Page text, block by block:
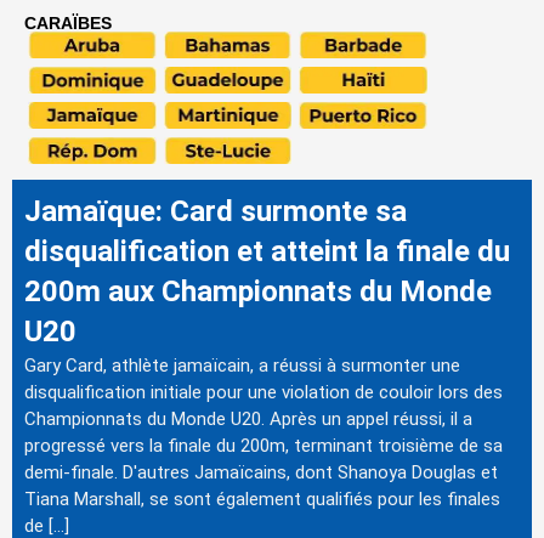
CARAÏBES
Jamaïque: Card surmonte sa
disqualification et atteint la finale du
200m aux Championnats du Monde
U20
Gary Card, athlète jamaïcain, a réussi à surmonter une
disqualification initiale pour une violation de couloir lors des
Championnats du Monde U20. Après un appel réussi, il a
progressé vers la finale du 200m, terminant troisième de sa
demi-finale. D'autres Jamaïcains, dont Shanoya Douglas et
Tiana Marshall, se sont également qualifiés pour les finales
de […]